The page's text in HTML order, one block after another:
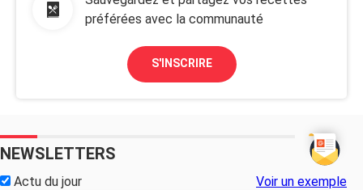
préférées avec la communauté
S'INSCRIRE
NEWSLETTERS
Actu du jour Voir un exemple